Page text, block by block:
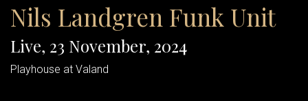
Nils Landgren Funk Unit
Live, 23 November, 2024
Playhouse at Valand